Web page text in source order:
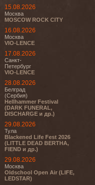
15.08.2026
Москва
MOSCOW ROCK CITY
16.08.2026
Москва
VIO-LENCE
17.08.2026
Санкт-
Петербург
VIO-LENCE
28.08.2026
Белград
(Сербия)
Hellhammer Festival
(DARK FUNERAL,
DISCHARGE и др.)
29.08.2026
Тула
Blackened Life Fest 2026
(LITTLE DEAD BERTHA,
FIEND и др.)
29.08.2026
Москва
Oldschool Open Air (LIFE,
LEDSTAR)